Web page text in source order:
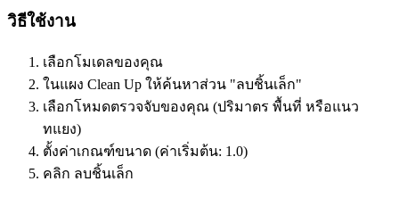
วิธีใช้งาน
เลือกโมเดลของคุณ
ในแผง Clean Up ให้ค้นหาส่วน "ลบชิ้นเล็ก"
เลือกโหมดตรวจจับของคุณ (ปริมาตร พื้นที่ หรือแนว
ทแยง)
ตั้งค่าเกณฑ์ขนาด (ค่าเริ่มต้น: 1.0)
คลิก ลบชิ้นเล็ก